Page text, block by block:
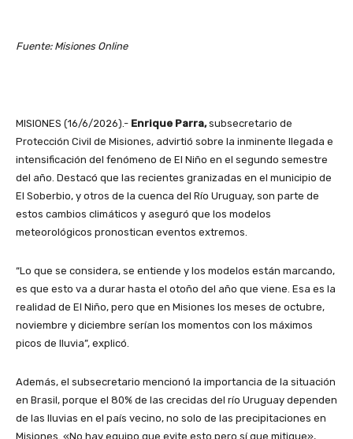
Fuente: Misiones Online
MISIONES (16/6/2026).- Enrique Parra,subsecretario de
Protección Civil de Misiones, advirtió sobre la inminente llegada e
intensificación del fenómeno de El Niño en el segundo semestre
del año. Destacó que las recientes granizadas en el municipio de
El Soberbio, y otros de la cuenca del Río Uruguay, son parte de
estos cambios climáticos y aseguró que los modelos
meteorológicos pronostican eventos extremos.
“Lo que se considera, se entiende y los modelos están marcando,
es que esto va a durar hasta el otoño del año que viene. Esa es la
realidad de El Niño, pero que en Misiones los meses de octubre,
noviembre y diciembre serían los momentos con los máximos
picos de lluvia”, explicó.
Además, el subsecretario mencionó la importancia de la situación
en Brasil, porque el 80% de las crecidas del río Uruguay dependen
de las lluvias en el país vecino, no solo de las precipitaciones en
Misiones. «No hay equipo que evite esto pero sí que mitigue»,